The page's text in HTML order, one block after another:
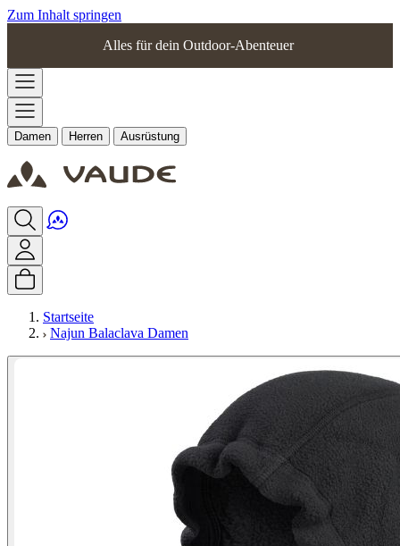
Zum Inhalt springen
Alles für dein Outdoor-Abenteuer
Damen Herren Ausrüstung
Startseite
Najun Balaclava Damen